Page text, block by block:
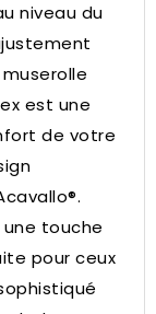
niveau du
muserolle
est une
de votre
touche
pour ceux